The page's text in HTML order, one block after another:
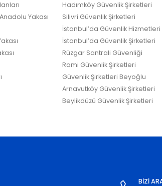
Yakası
Hadımköy Güvenlik Şirketleri
Silivri Güvenlik Şirketleri
İstanbul’da Güvenlik Hizmetleri
İstanbul’da Güvenlik Şirketleri
Rüzgar Santrali Güvenliği
Rami Güvenlik Şirketleri
Güvenlik Şirketleri Beyoğlu
Arnavutköy Güvenlik Şirketleri
Beylikdüzü Güvenlik Şirketleri
BIZI